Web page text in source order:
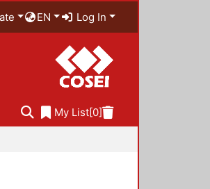
EN Log In
My List[0]